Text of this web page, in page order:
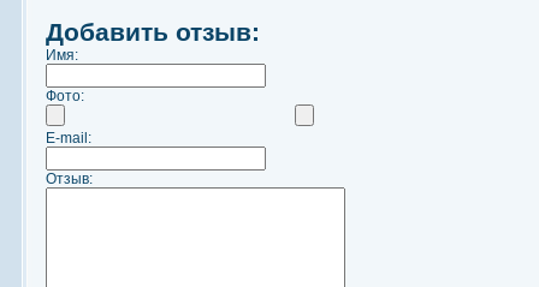
Добавить отзыв:
Имя:
Фото:
E-mail:
Отзыв: